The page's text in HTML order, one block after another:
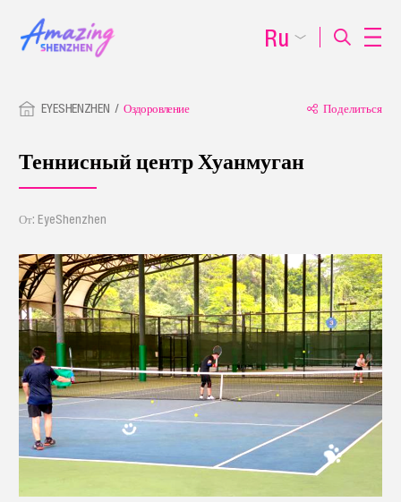
EYESHENZHEN Оздоровление Поделиться
Теннисный центр Хуанмуган
От: EyeShenzhen
Ru